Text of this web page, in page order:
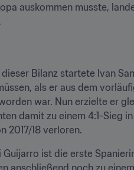
auskommen musste,
Bilanz startete Ivan
als er aus dem
war. Nun erzielte er
damit zu einem 4:1-Sieg
2017/18 verloren.
Guijarro ist die erste
anschließend noch zu